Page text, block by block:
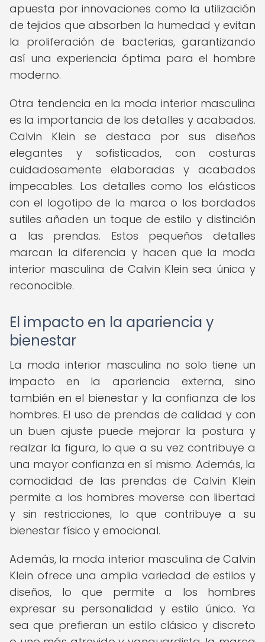
apuesta por innovaciones como la utilización
de tejidos que absorben la humedad y evitan
la proliferación de bacterias, garantizando
así una experiencia óptima para el hombre
moderno.
Otra tendencia en la moda interior masculina
es la importancia de los detalles y acabados.
Calvin Klein se destaca por sus diseños
elegantes y sofisticados, con costuras
cuidadosamente elaboradas y acabados
impecables. Los detalles como los elásticos
con el logotipo de la marca o los bordados
sutiles añaden un toque de estilo y distinción
a las prendas. Estos pequeños detalles
marcan la diferencia y hacen que la moda
interior masculina de Calvin Klein sea única y
reconocible.
El impacto en la apariencia y
bienestar
La moda interior masculina no solo tiene un
impacto en la apariencia externa, sino
también en el bienestar y la confianza de los
hombres. El uso de prendas de calidad y con
un buen ajuste puede mejorar la postura y
realzar la figura, lo que a su vez contribuye a
una mayor confianza en sí mismo. Además, la
comodidad de las prendas de Calvin Klein
permite a los hombres moverse con libertad
y sin restricciones, lo que contribuye a su
bienestar físico y emocional.
Además, la moda interior masculina de Calvin
Klein ofrece una amplia variedad de estilos y
diseños, lo que permite a los hombres
expresar su personalidad y estilo único. Ya
sea que prefieran un estilo clásico y discreto